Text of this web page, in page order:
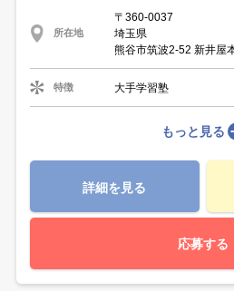
所在地
〒360-0037
埼玉県
熊谷市筑波2-52 新井屋
特徴 大手学習塾
もっと見る
詳細を見る
応募する